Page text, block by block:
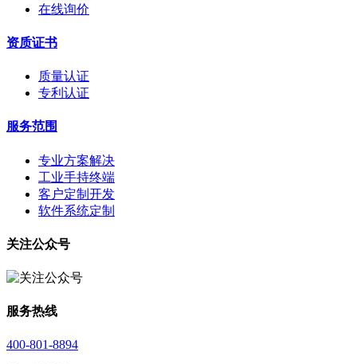
在线询价
资质证书
质量认证
专利认证
服务范围
专业方案解决
工业手持终端
客户定制开发
软件系统定制
关注公众号
服务热线
400-801-8894